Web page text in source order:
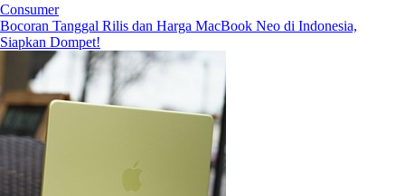
Consumer
Bocoran Tanggal Rilis dan Harga MacBook Neo di Indonesia,
Siapkan Dompet!